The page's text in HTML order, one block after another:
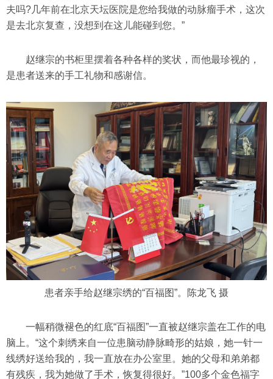
夫吗?几年前在北京天坛医院是您给我做的动脉瘤手术，这次
是去北京复查，没想到在这儿能碰到您。”
赵继宗的书柜里摆着各种各样的奖状，而他最珍视的，
是患者送来的手工礼物和感谢信。
患者亲手给赵继宗绣的“百福图”。陈龙飞 摄
一幅稍微褪色的红底“百福图”一直被赵继宗盖在工作的电
脑上。“这个刺绣来自一位患脑动静脉畸形的姑娘，她一针一
线绣好送给我的，我一直放在办公室里。她的父母和弟弟都
有残疾，我为她做了手术，恢复得很好。”100多个金色福字